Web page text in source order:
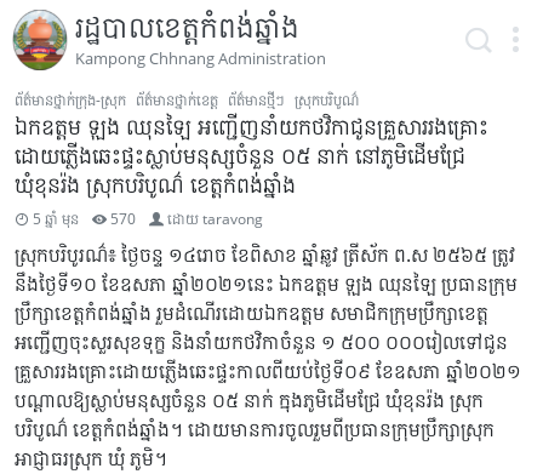
រដ្ឋបាលខេត្តកំពង់ឆ្នាំង
Kampong Chhnang Administration
ព័ត៌មានថ្នាក់ក្រុង-ស្រុក ព័ត៌មានថ្នាក់ខេត្ត ព័ត៌មានថ្មីៗ ស្រុកបរិបូណ៌
ឯកឧត្តម ឡុង ឈុនឡៃ អញ្ជើញនាំយកថវិកាជូនគ្រួសាររងគ្រោះ
ដោយភ្លើងឆេះផ្ទះស្លាប់មនុស្សចំនួន ០៥ នាក់ នៅភូមិដើមជ្រែ
ឃុំខុនរ៉ង ស្រុកបរិបូណ៌ ខេត្តកំពង់ឆ្នាំង
5 ឆ្នាំ មុន 570 ដោយtaravong
ស្រុកបរិបូរណ៌៖ ថ្ងៃចន្ទ ១៤រោច ខែពិសាខ ឆ្នាំឆ្លូវ ត្រីស័ក ព.ស ២៥៦៥ ត្រូវ
នឹងថ្ងៃទី១០ ខែឧសភា ឆ្នាំ២០២១នេះ ឯកឧត្តម ឡុង ឈុនឡៃ ប្រធានក្រុម
ប្រឹក្សាខេត្តកំពង់ឆ្នាំង រួមដំណើរដោយឯកឧត្តម សមាជិកក្រុមប្រឹក្សាខេត្ត
អញ្ជើញចុះសួរសុខទុក្ខ និងនាំយកថវិកាចំនួន ១ ៥០០ ០០០រៀលទៅជូន
គ្រួសាររងគ្រោះដោយភ្លើងឆេះផ្ទះកាលពីយប់ថ្ងៃទី០៩ ខែឧសភា ឆ្នាំ២០២១
បណ្ដាលឱ្យស្លាប់មនុស្សចំនួន ០៥ នាក់ ក្នុងភូមិដើមជ្រែ ឃុំខុនរ៉ង ស្រុក
បរិបូណ៌ ខេត្តកំពង់ឆ្នាំង។ ដោយមានការចូលរួមពីប្រធានក្រុមប្រឹក្សាស្រុក
អាជ្ញាធរស្រុក ឃុំ ភូមិ។